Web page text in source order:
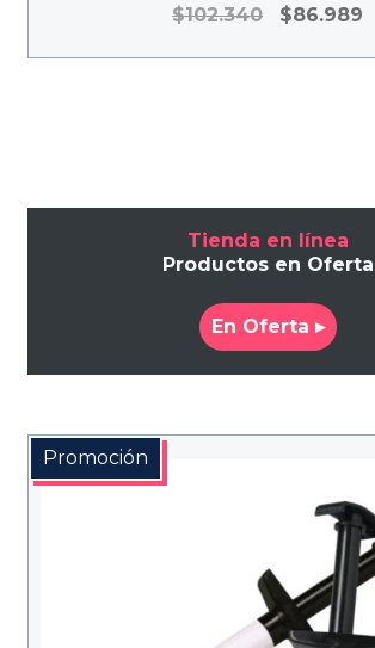
$102.340
El$86.989El
Tienda en línea
Productos en Oferta
En Oferta ▸
Promoción